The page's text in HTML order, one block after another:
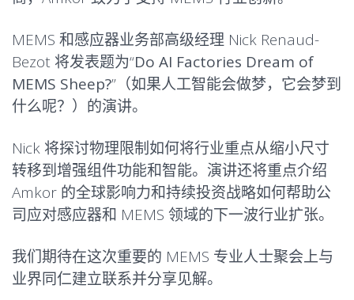
MEMS 和感应器业务部高级经理 Nick Renaud-
Bezot 将发表题为“Do AI Factories Dream of
MEMS Sheep?”（如果人工智能会做梦，它会梦到
什么呢？）的演讲。
Nick 将探讨物理限制如何将行业重点从缩小尺寸
转移到增强组件功能和智能。演讲还将重点介绍
Amkor 的全球影响力和持续投资战略如何帮助公
司应对感应器和 MEMS 领域的下一波行业扩张。
我们期待在这次重要的 MEMS 专业人士聚会上与
业界同仁建立联系并分享见解。